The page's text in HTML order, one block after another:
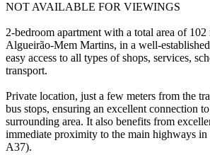
NOT AVAILABLE FOR VIEWINGS
2-bedroom apartment with a total area of ​​102
Algueirão-Mem Martins, in a well-
easy access to all types of shops, services,
transport.
Private location, just a few meters from the
bus stops, ensuring an excellent connection
surrounding area. It also benefits from
immediate proximity to the main highways
A37).